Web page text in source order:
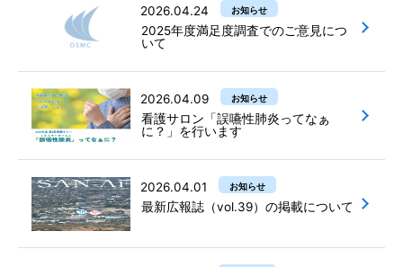
2026.04.24 お知らせ
2025年度満足度調査でのご意見につ
いて
2026.04.09 お知らせ
看護サロン「誤嚥性肺炎ってなぁ
に？」を行います
2026.04.01 お知らせ
最新広報誌（vol.39）の掲載について